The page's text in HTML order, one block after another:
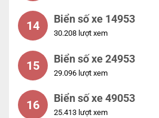
14 Biển số xe 14953
30.208 lượt xem
15 Biển số xe 24953
29.096 lượt xem
16 Biển số xe 49053
25.413 lượt xem